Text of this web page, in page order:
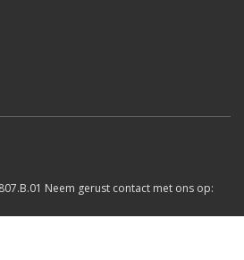
Neem gerust contact met ons op: